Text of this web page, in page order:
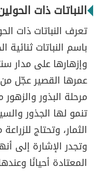
النباتات ذات
باسم النباتات
وإزهارها على مدار
عمرها القصير عجّل
مرحلة البذور
تنمو لها الجذور
الثمار، وتحتاج
وتجدر الإشارة إلى
المعتادة أحيانًا